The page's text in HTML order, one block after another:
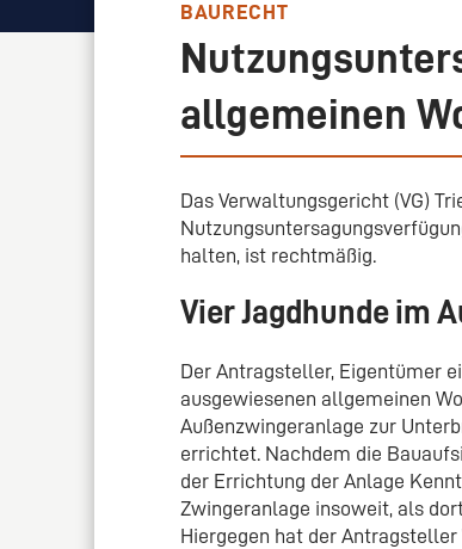
BAURECHT
allgemeinen
Das Verwaltungsgericht (VG)
halten, ist rechtmäßig.
Vier Jagdhunde im
Der Antragsteller, Eigentümer
ausgewiesenen allgemeinen
Außenzwingeranlage zur
errichtet. Nachdem die
der Errichtung der Anlage
Zwingeranlage insoweit, als
Hiergegen hat der